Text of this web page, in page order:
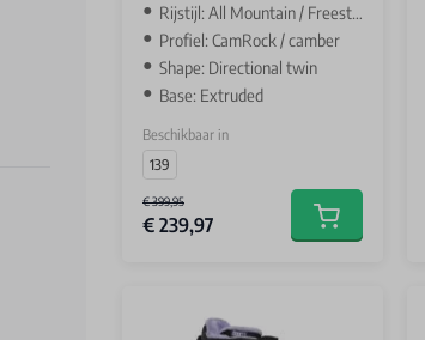
Rijstijl: All Mountain / Freestyle
Profiel: CamRock / camber
Shape: Directional twin
Base: Extruded
Beschikbaar in
139
€ 399,95
€ 239,97 Add to cart